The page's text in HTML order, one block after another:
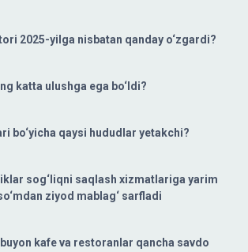
2025-yilga nisbatan qanday o‘zgardi?
katta ulushga ega bo‘ldi?
bo‘yicha qaysi hududlar yetakchi?
sog‘liqni saqlash xizmatlariga yarim
ziyod mablag‘ sarfladi
kafe va restoranlar qancha savdo